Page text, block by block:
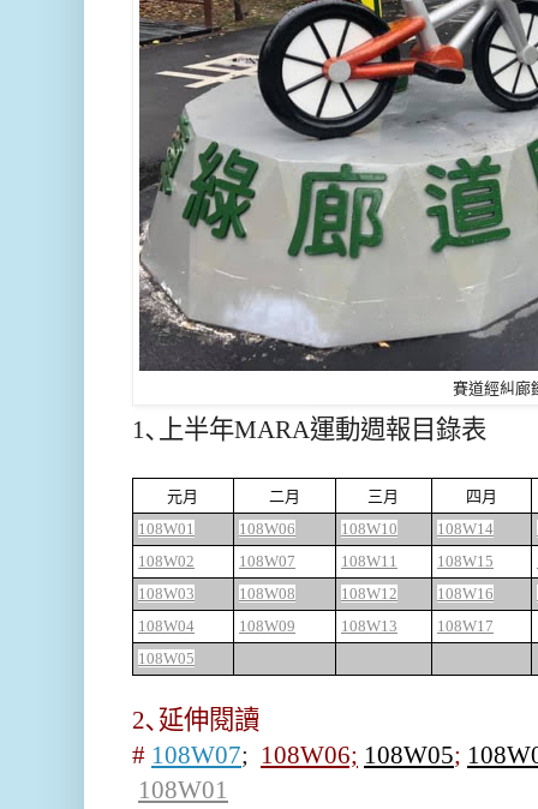
賽道經糾廊
1､上半年MARA運動週報目錄表
元月 二月 三月
四月
108W01
108W06 108W10 108W14
108W02
108W07 108W11 108W15
108W03
108W08 108W12 108W16
108W04
108W09 108W13 108W17
108W05
2､延伸閱讀
# 108W07; 108W06; 108W05;
108W01